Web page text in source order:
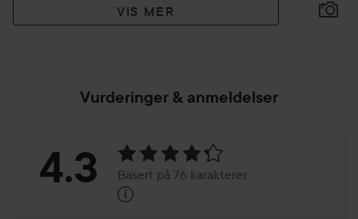
VIS MER
Vurderinger & anmeldelser
Vurdering:
4.3 Basert på 76 karakterer
i